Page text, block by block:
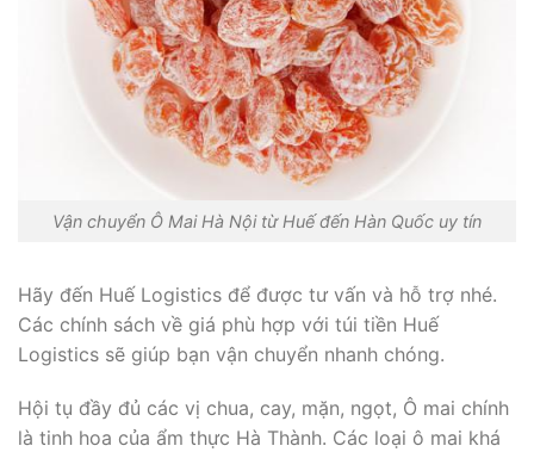
Vận chuyển Ô Mai Hà Nội từ Huế đến Hàn Quốc uy tín
Hãy đến Huế Logistics để được tư vấn và hỗ trợ nhé.
Các chính sách về giá phù hợp với túi tiền Huế
Logistics sẽ giúp bạn vận chuyển nhanh chóng.
Hội tụ đầy đủ các vị chua, cay, mặn, ngọt, Ô mai chính
là tinh hoa của ẩm thực Hà Thành. Các loại ô mai khá